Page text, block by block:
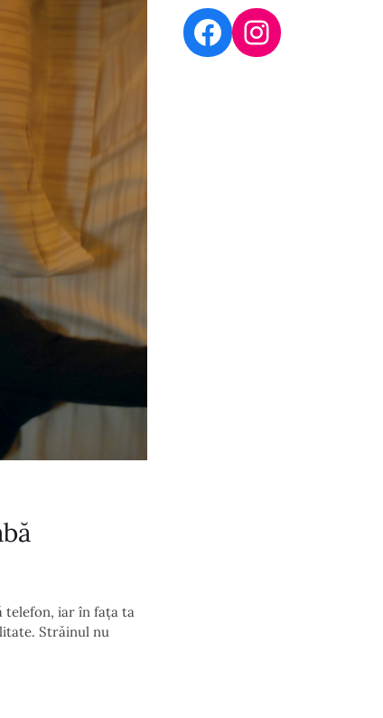
telefon, iar în fața ta
Străinul nu